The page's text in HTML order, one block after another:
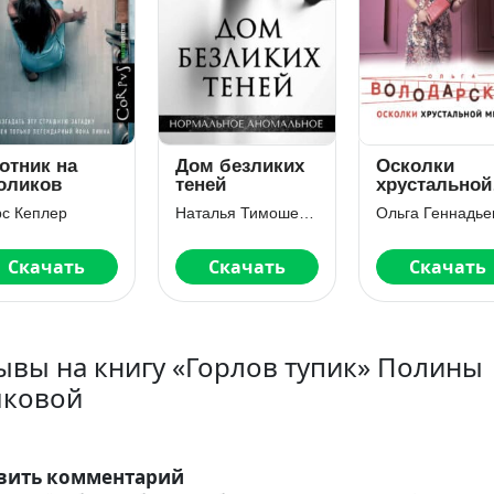
на
Кеплер
Скачать
Дом безликих
теней
Скачать
Осколки
хрустальной
мечты
Скачать
на книгу «Горлов тупик» Полины
комментарий